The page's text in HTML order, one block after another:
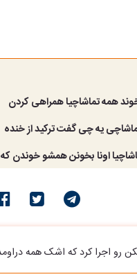
همه تماشاچیا همراهی کردن
یه چی گفت ترکید از خنده
اونا بخونن همشو خوندن که